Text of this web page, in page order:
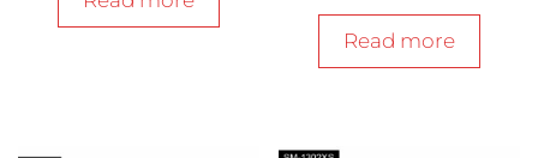
Read more